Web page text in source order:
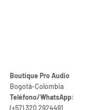
Boutique Pro Audio
Bogotá-Colombia
Teléfono/WhatsApp:
(+57) 320 2924491